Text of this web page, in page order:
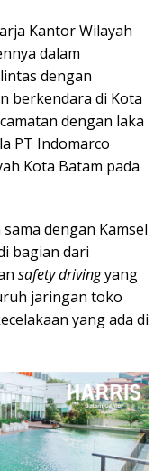
Kantor Wilayah
dalam
dengan
berkendara di Kota
dengan laka
PT Indomarco
Kota Batam pada
dengan Kamsel
bagian dari
safety drivingyang
jaringan toko
yang ada di